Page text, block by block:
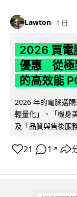
Lawton 1 日
2026 買電
優惠 從極
的高效能
2026 年的電腦選
輕量化」、「機身
及「品質與售後服
21 1 ↗